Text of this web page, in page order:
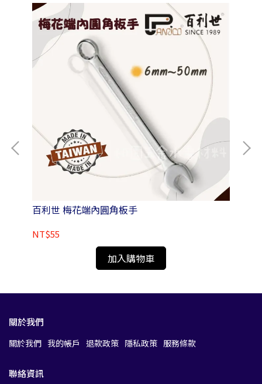
百利世 梅花端內圓角板手
NT$55
加入購物車
關於我們
關於我們 我的帳戶 退款政策 隱私政策 服務條款
聯絡資訊